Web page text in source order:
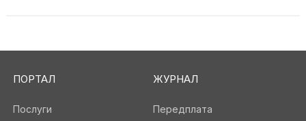
ПОРТАЛ
Послуги
ЖУРНАЛ
Передплата